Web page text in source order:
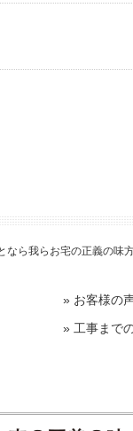
なら我らお宅の正義の味
» お客様の
» 工事まで